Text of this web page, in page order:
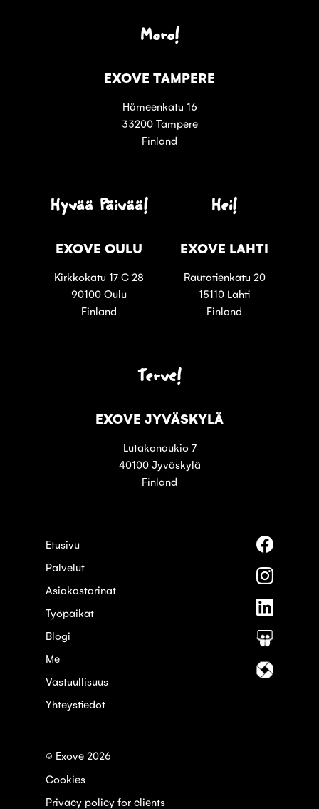
Moro!
EXOVE TAMPERE
Hämeenkatu 16
33200 Tampere
Finland
Hyvää Päivää!
EXOVE OULU
Kirkkokatu 17 C 28
90100 Oulu
Finland
Hei!
EXOVE LAHTI
Rautatienkatu 20
15110 Lahti
Finland
Terve!
EXOVE JYVÄSKYLÄ
Lutakonaukio 7
40100 Jyväskylä
Finland
Etusivu
Palvelut
Asiakastarinat
Työpaikat
Blogi
Me
Vastuullisuus
Yhteystiedot
© Exove 2026
Cookies
Privacy policy for clients